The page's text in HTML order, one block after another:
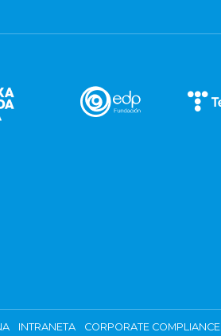
INTRANETA CORPORATE COMPLIANCE